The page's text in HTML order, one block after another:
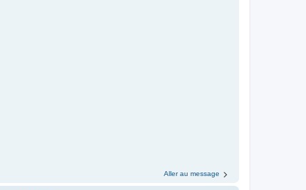
Aller au message